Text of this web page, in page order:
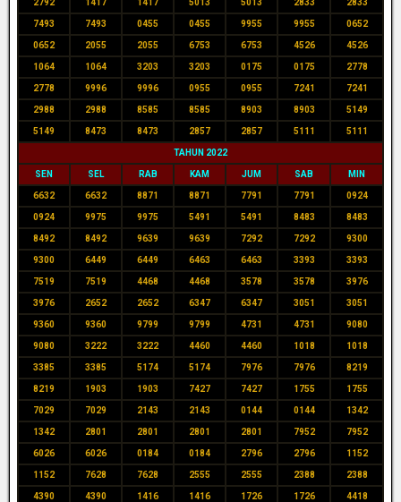
7493 7493 0455 0455 9955 9955 0652
0652 2055 2055 6753 6753 4526 4526
1064 1064 3203 3203 0175 0175 2778
2778 9996 9996 0955 0955 7241 7241
2988 2988 8585 8585 8903 8903 5149
5149 8473 8473 2857 2857 5111 5111
TAHUN 2022
SEN SEL RAB KAM JUM SAB MIN
6632 6632 8871 8871 7791 7791 0924
0924 9975 9975 5491 5491 8483 8483
8492 8492 9639 9639 7292 7292 9300
9300 6449 6449 6463 6463 3393 3393
7519 7519 4468 4468 3578 3578 3976
3976 2652 2652 6347 6347 3051 3051
9360 9360 9799 9799 4731 4731 9080
9080 3222 3222 4460 4460 1018 1018
3385 3385 5174 5174 7976 7976 8219
8219 1903 1903 7427 7427 1755 1755
7029 7029 2143 2143 0144 0144 1342
1342 2801 2801 2801 2801 7952 7952
6026 6026 0184 0184 2796 2796 1152
1152 7628 7628 2555 2555 2388 2388
4390 4390 1416 1416 1726 1726 4418